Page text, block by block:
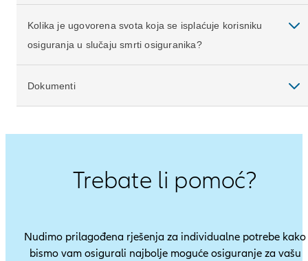
Kolika je ugovorena svota koja se isplaćuje korisniku
osiguranja u slučaju smrti osiguranika?
Dokumenti
Trebate li pomoć?
Nudimo prilagođena rješenja za individualne potrebe kako
bismo vam osigurali najbolje moguće osiguranje za vašu